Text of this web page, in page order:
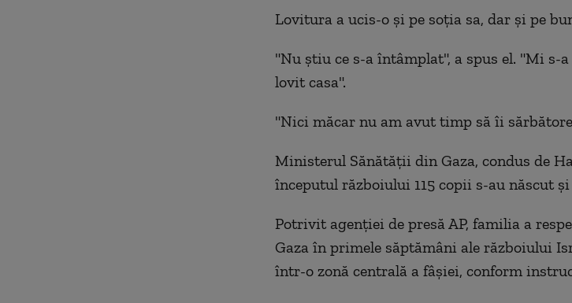
Lovitura a ucis-o și pe soția sa, dar și pe
"Nu știu ce s-a întâmplat", a spus el. "Mi s-
lovit casa".
"Nici măcar nu am avut timp să îi
Ministerul Sănătății din Gaza, condus de
începutul războiului 115 copii s-au născut
Potrivit agenției de presă AP, familia a
Gaza în primele săptămâni ale războiului
într-o zonă centrală a fâșiei, conform